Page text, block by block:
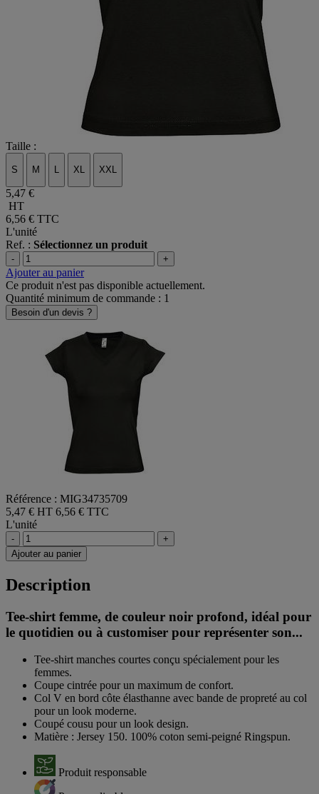
Taille :
S M L XL XXL
5,47 €
HT
6,56 € TTC
L'unité
Ref. : Sélectionnez un produit
- +
Ajouter au panier
Ce produit n'est pas disponible actuellement.
Quantité minimum de commande : 1
Besoin d'un devis ?
Référence : MIG34735709
5,47 € HT 6,56 € TTC
L'unité
-
+
Ajouter au panier
Description
Tee-shirt femme, de couleur noir profond, idéal pour
le quotidien ou à customiser pour représenter son...
Tee-shirt manches courtes conçu spécialement pour les
femmes.
Coupe cintrée pour un maximum de confort.
Col V en bord côte élasthanne avec bande de propreté au col
pour un look moderne.
Coupé cousu pour un look design.
Matière : Jersey 150. 100% coton semi-peigné Ringspun.
Produit responsable